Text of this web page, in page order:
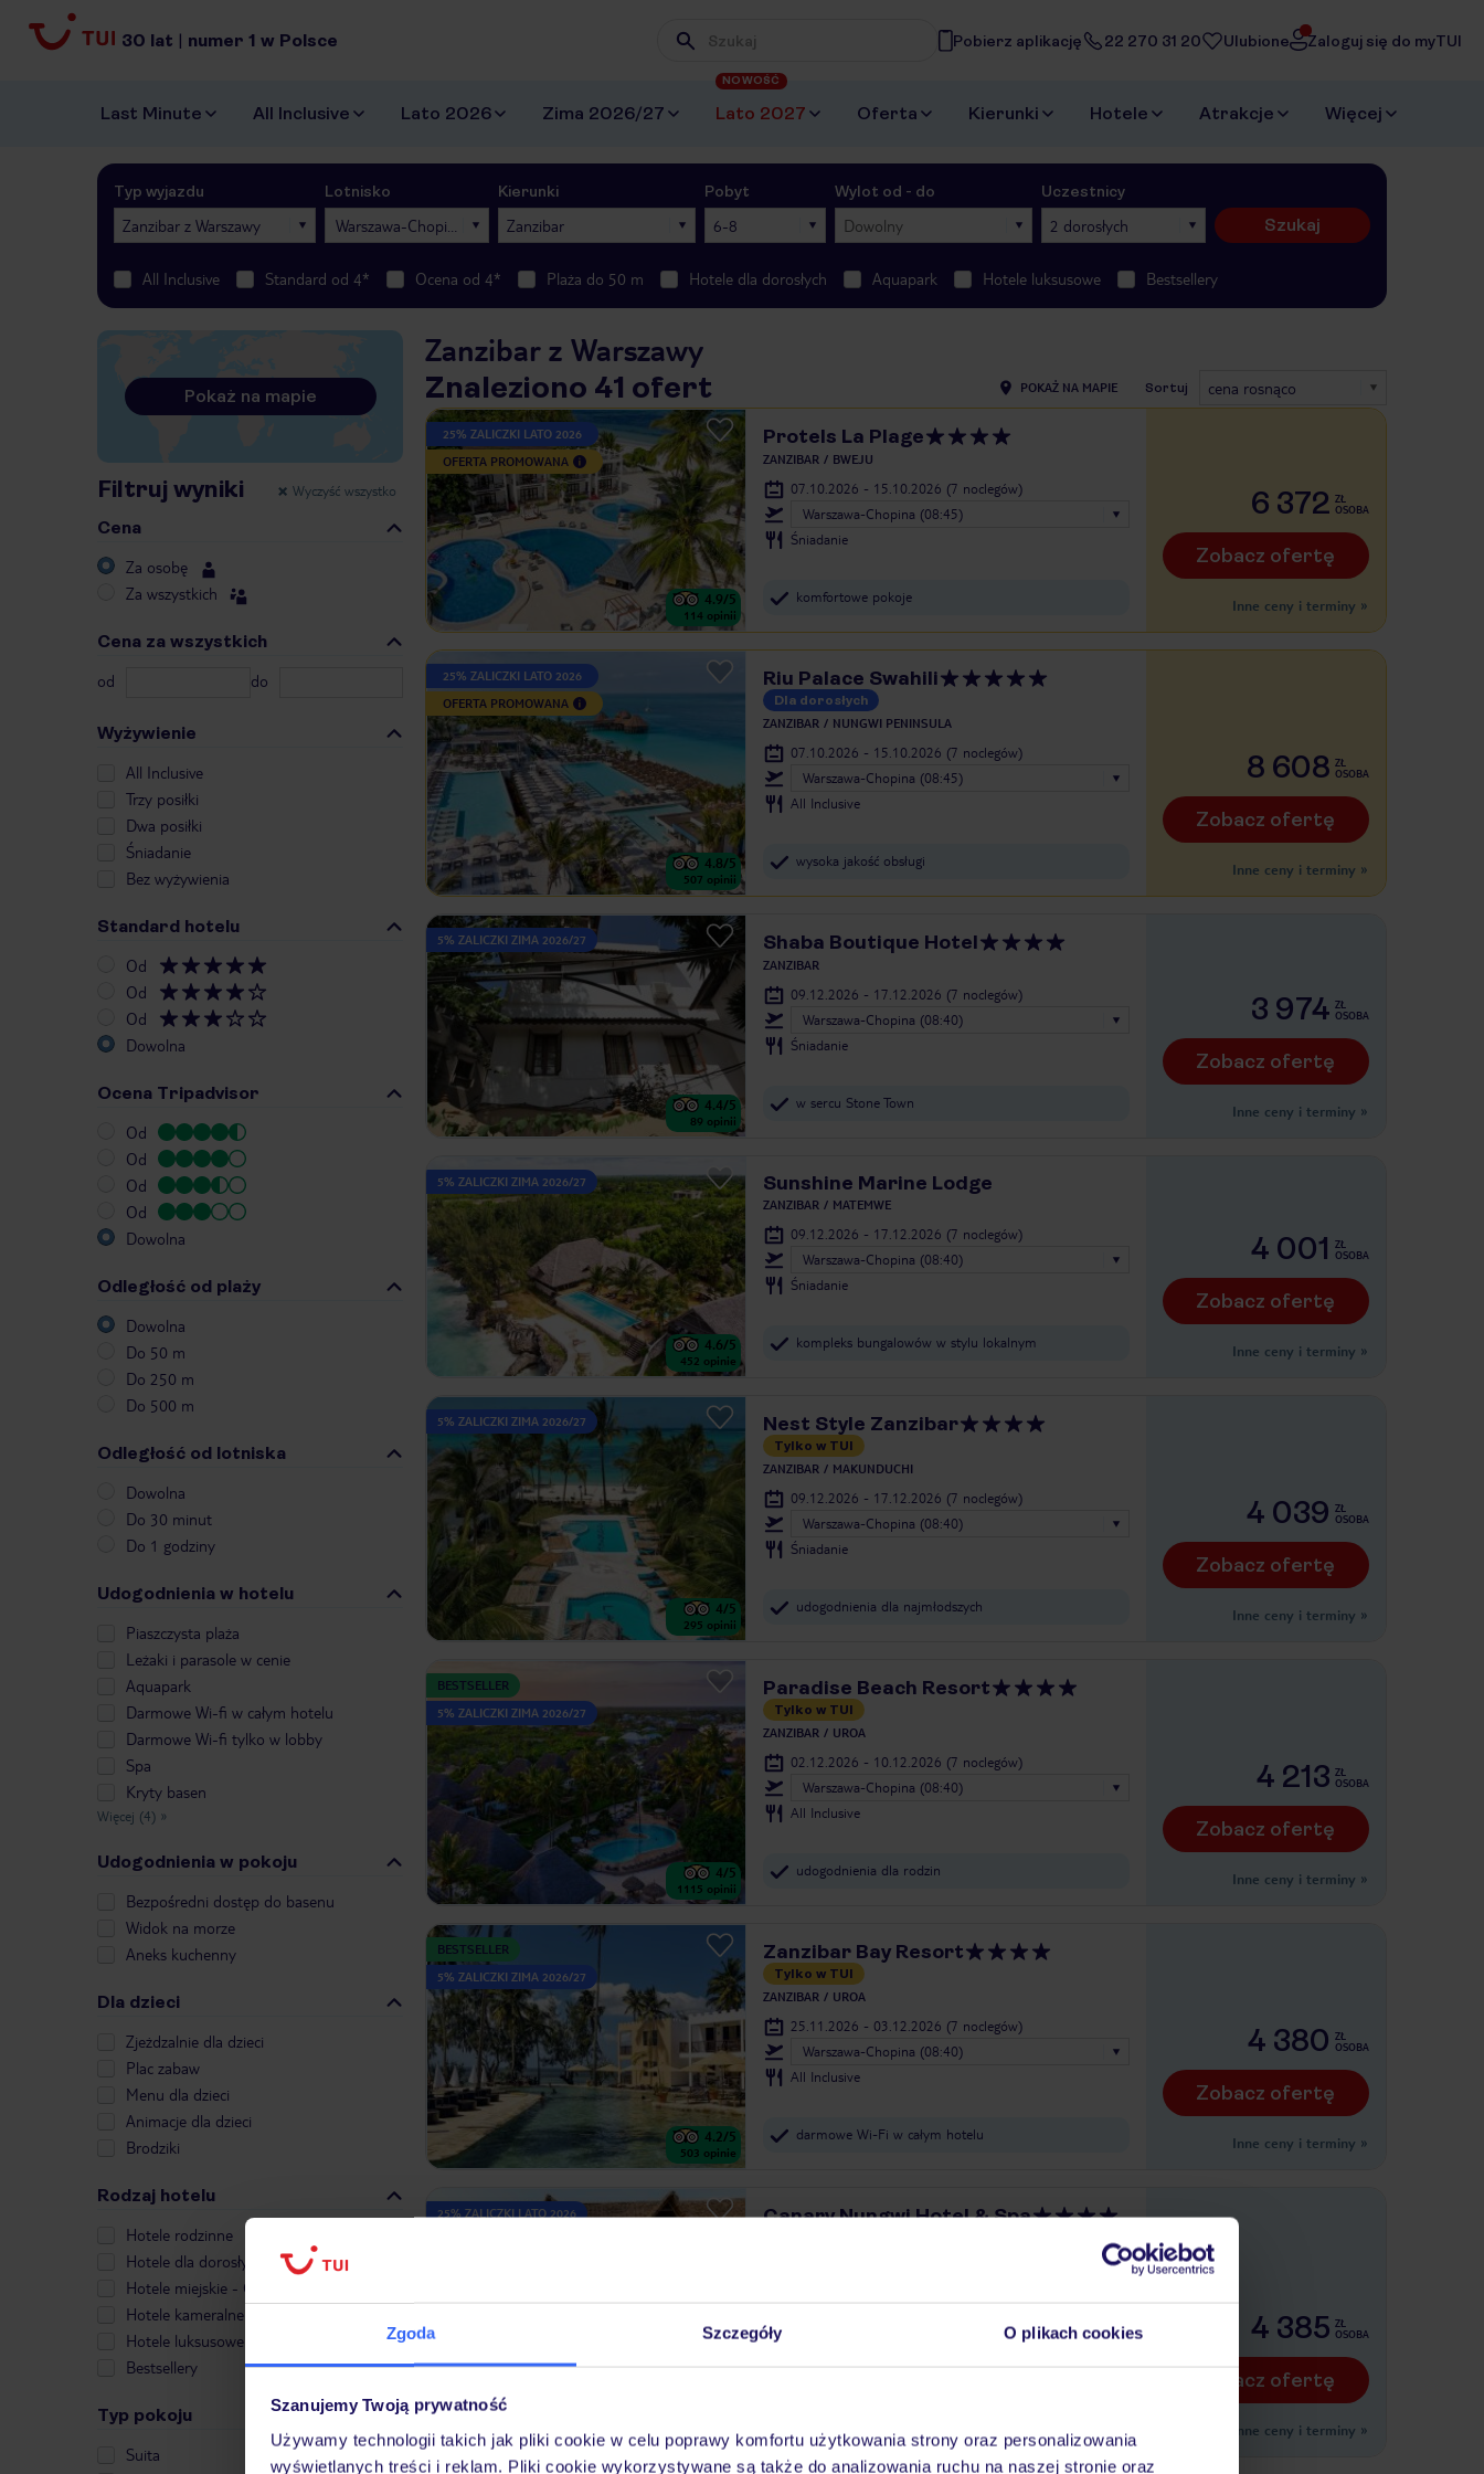
Zgoda Szczegóły O plikach cookies
Szanujemy Twoją prywatność
Używamy technologii takich jak pliki cookie w celu poprawy komfortu użytkowania strony oraz personalizowania
wyświetlanych treści i reklam. Pliki cookie wykorzystywane są także do analizowania ruchu na naszej stronie oraz
30 lat | numer 1 w Polsce Wpisz frazę, której szukasz
Pobierz aplikację 22 270 31 20 Ulubione Zaloguj się do myTUI
Last Minute All Inclusive Lato 2026 Zima 2026/27 Lato 2027
NOWOŚĆ
Oferta Kierunki Hotele Atrakcje Więcej
Typ wyjazdu
Zanzibar z Warszawy
Lotnisko
Warszawa-Chopina
Kierunki
Zanzibar
Pobyt
6-8
Wylot od - do
Dowolny
Uczestnicy
2 dorosłych Szukaj
All Inclusive Standard od 4* Ocena od 4* Plaża do 50 m Hotele dla dorosłych Aquapark Hotele luksusowe Bestsellery
Pokaż na mapie
Filtruj wyniki Wyczyść wszystko
Cena
Za osobę
Za wszystkich
Cena za wszystkich
od do
Wyżywienie
All Inclusive
Trzy posiłki
Dwa posiłki
Śniadanie
Bez wyżywienia
Standard hotelu
Od
Od
Od
Dowolna
Ocena Tripadvisor
Od
Od
Od
Od
Dowolna
Odległość od plaży
Dowolna
Do 50 m
Do 250 m
Do 500 m
Odległość od lotniska
Dowolna
Do 30 minut
Do 1 godziny
Udogodnienia w hotelu
Piaszczysta plaża
Leżaki i parasole w cenie
Aquapark
Darmowe Wi-fi w całym hotelu
Darmowe Wi-fi tylko w lobby
Spa
Kryty basen
Więcej (4) »
Udogodnienia w pokoju
Bezpośredni dostęp do basenu
Widok na morze
Aneks kuchenny
Dla dzieci
Zjeżdzalnie dla dzieci
Plac zabaw
Menu dla dzieci
Animacje dla dzieci
Brodziki
Rodzaj hotelu
Hotele rodzinne
Hotele dla dorosłych
Hotele miejskie - City Break
Hotele kameralne
Hotele luksusowe
Bestsellery
Typ pokoju
Suita
Zanzibar z Warszawy
Znaleziono 41 ofert POKAŻ NA MAPIE Sortuj cena rosnąco
25% ZALICZKI LATO 2026
OFERTA PROMOWANA
4.9/5
114 opinii
Protels La Plage
ZANZIBAR BWEJU
07.10.2026 - 15.10.2026 (7 noclegów)
Warszawa-Chopina (08:45)
Śniadanie
komfortowe pokoje
6 372 ZŁ
OSOBA
Zobacz ofertę
Inne ceny i terminy »
25% ZALICZKI LATO 2026
OFERTA PROMOWANA
4.8/5
507 opinii
Riu Palace Swahili
Dla dorosłych
ZANZIBAR NUNGWI PENINSULA
07.10.2026 - 15.10.2026 (7 noclegów)
Warszawa-Chopina (08:45)
All Inclusive
wysoka jakość obsługi
8 608 ZŁ
OSOBA
Zobacz ofertę
Inne ceny i terminy »
5% ZALICZKI ZIMA 2026/27
4.4/5
89 opinii
Shaba Boutique Hotel
ZANZIBAR
09.12.2026 - 17.12.2026 (7 noclegów)
Warszawa-Chopina (08:40)
Śniadanie
w sercu Stone Town
3 974 ZŁ
OSOBA
Zobacz ofertę
Inne ceny i terminy »
5% ZALICZKI ZIMA 2026/27
4.6/5
452 opinie
Sunshine Marine Lodge
ZANZIBAR MATEMWE
09.12.2026 - 17.12.2026 (7 noclegów)
Warszawa-Chopina (08:40)
Śniadanie
kompleks bungalowów w stylu lokalnym
4 001
ZŁ
OSOBA
Zobacz ofertę
Inne ceny i terminy »
5% ZALICZKI ZIMA 2026/27
4/5
295 opinii
Nest Style Zanzibar
Tylko w TUI
ZANZIBAR MAKUNDUCHI
09.12.2026 - 17.12.2026 (7 noclegów)
Warszawa-Chopina (08:40)
Śniadanie
udogodnienia dla najmłodszych
4 039 ZŁ
OSOBA
Zobacz ofertę
Inne ceny i terminy »
BESTSELLER
5% ZALICZKI ZIMA 2026/27
4/5
1115 opinii
Paradise Beach Resort
Tylko w TUI
ZANZIBAR UROA
02.12.2026 - 10.12.2026 (7 noclegów)
Warszawa-Chopina (08:40)
All Inclusive
udogodnienia dla rodzin
4 213 ZŁ
OSOBA
Zobacz ofertę
Inne ceny i terminy »
BESTSELLER
5% ZALICZKI ZIMA 2026/27
4.2/5
503 opinie
Zanzibar Bay Resort
Tylko w TUI
ZANZIBAR UROA
25.11.2026 - 03.12.2026 (7 noclegów)
Warszawa-Chopina (08:40)
All Inclusive
darmowe Wi-Fi w całym hotelu
4 380 ZŁ
OSOBA
Zobacz ofertę
Inne ceny i terminy »
25% ZALICZKI LATO 2026
382 opinie
Canary Nungwi Hotel & Spa
4 385 ZŁ
OSOBA
Zobacz ofertę
Inne ceny i terminy »